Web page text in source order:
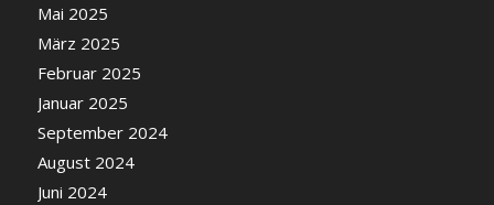
Mai 2025
März 2025
Februar 2025
Januar 2025
September 2024
August 2024
Juni 2024